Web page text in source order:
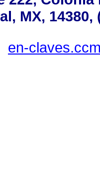
MX, 14380,
en-